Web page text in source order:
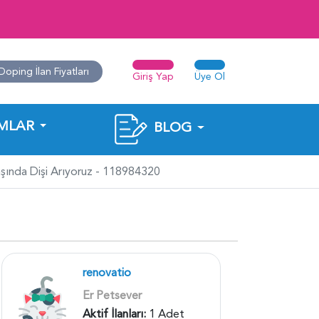
İlan Fiyatları Giriş Yap Üye Ol
BLOG
Dişi Arıyoruz - 118984320
renovatio
Er Petsever
Aktif İlanları: 1 Adet